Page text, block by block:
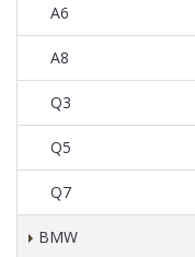
A6
A8
Q3
Q5
Q7
BMW